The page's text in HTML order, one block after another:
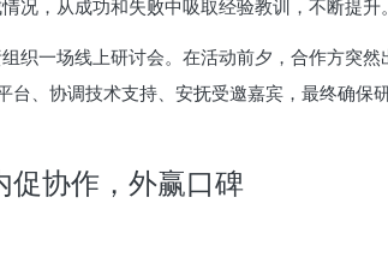
况，从成功和失败中吸取经验教训，不断提升。
织一场线上研讨会。在活动前夕，合作方突
台、协调技术支持、安抚受邀嘉宾，最终确保
促协作，外赢口碑